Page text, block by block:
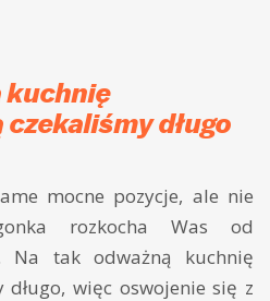
kuchnię
długo
mocne pozycje, ale nie
rozkocha Was od
Na tak odważną kuchnię
długo, więc oswojenie się z